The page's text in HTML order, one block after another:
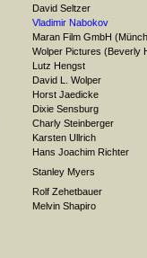
David Seltzer
Vladimir Nabokov
Maran Film GmbH
Wolper Pictures (Beverly
Lutz Hengst
David L. Wolper
Horst Jaedicke
Dixie Sensburg
Charly Steinberger
Karsten Ullrich
Hans Joachim Richter
Stanley Myers
Rolf Zehetbauer
Melvin Shapiro